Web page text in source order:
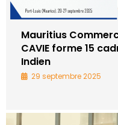
Mauritius
CAVIE forme 15
Indien
29 septembre 2025